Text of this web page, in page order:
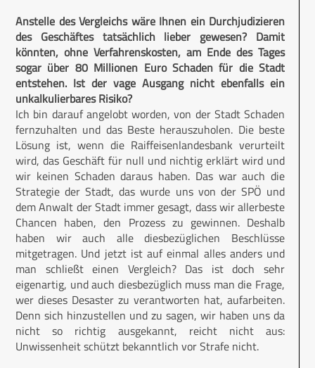
Anstelle des Vergleichs wäre Ihnen ein Durchjudizieren
des Geschäftes tatsächlich lieber gewesen? Damit
könnten, ohne Verfahrenskosten, am Ende des Tages
sogar über 80 Millionen Euro Schaden für die Stadt
entstehen. Ist der vage Ausgang nicht ebenfalls ein
unkalkulierbares Risiko?
Ich bin darauf angelobt worden, von der Stadt Schaden
fernzuhalten und das Beste herauszuholen. Die beste
Lösung ist, wenn die Raiffeisenlandesbank verurteilt
wird, das Geschäft für null und nichtig erklärt wird und
wir keinen Schaden daraus haben. Das war auch die
Strategie der Stadt, das wurde uns von der SPÖ und
dem Anwalt der Stadt immer gesagt, dass wir allerbeste
Chancen haben, den Prozess zu gewinnen. Deshalb
haben wir auch alle diesbezüglichen Beschlüsse
mitgetragen. Und jetzt ist auf einmal alles anders und
man schließt einen Vergleich? Das ist doch sehr
eigenartig, und auch diesbezüglich muss man die Frage,
wer dieses Desaster zu verantworten hat, aufarbeiten.
Denn sich hinzustellen und zu sagen, wir haben uns da
nicht so richtig ausgekannt, reicht nicht aus:
Unwissenheit schützt bekanntlich vor Strafe nicht.